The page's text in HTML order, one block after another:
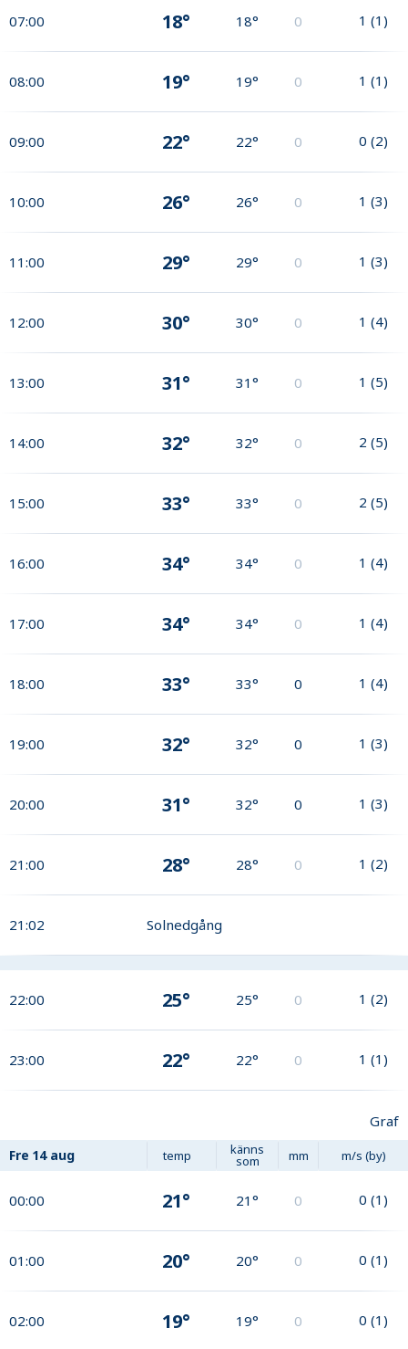
07:00 18° 18° 0 1 (1)
08:00 19° 19° 0 1 (1)
09:00 22° 22° 0 0 (2)
10:00 26° 26° 0 1 (3)
11:00 29° 29° 0 1 (3)
12:00 30° 30° 0 1 (4)
13:00 31° 31° 0 1 (5)
14:00 32° 32° 0 2 (5)
15:00 33° 33° 0 2 (5)
16:00 34° 34° 0 1 (4)
17:00 34° 34° 0 1 (4)
18:00 33° 33° 0 1 (4)
19:00 32° 32° 0 1 (3)
20:00 31° 32° 0 1 (3)
21:00 28° 28° 0 1 (2)
21:02 Solnedgång
22:00 25° 25° 0 1 (2)
23:00 22° 22° 0 1 (1)
Graf
Fre 14 aug temp känns
som mm m/s (by)
00:00 21° 21° 0 0 (1)
01:00 20° 20° 0 0 (1)
02:00 19° 19° 0 0 (1)